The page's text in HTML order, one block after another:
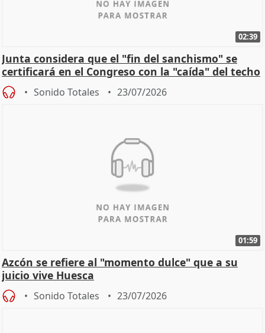
02:39
Junta considera que el "fin del sanchismo" se
certificará en el Congreso con la "caída" del techo
de
Sonido Totales 23/07/2026
01:59
Azcón se refiere al "momento dulce" que a su
juicio vive Huesca
Sonido Totales 23/07/2026